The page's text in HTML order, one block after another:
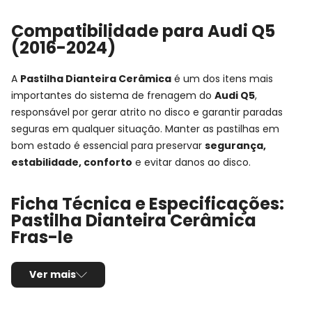
Compatibilidade para Audi Q5
(2016-2024)
A Pastilha Dianteira Cerâmica é um dos itens mais
importantes do sistema de frenagem do Audi Q5,
responsável por gerar atrito no disco e garantir paradas
seguras em qualquer situação. Manter as pastilhas em
bom estado é essencial para preservar segurança,
estabilidade, conforto e evitar danos ao disco.
Ficha Técnica e Especificações:
Pastilha Dianteira Cerâmica
Fras-le
Aplicação:Audi Q5 (2016 a 2024)
Detalhes da aplicação:
Ver mais